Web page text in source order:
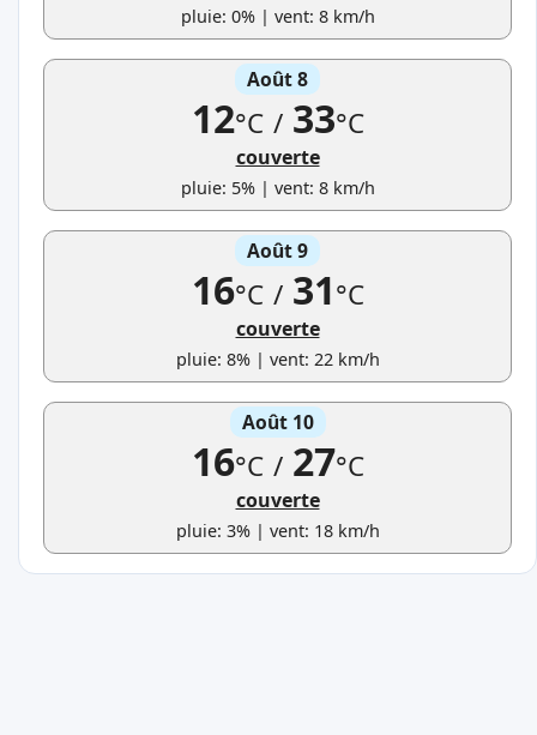
pluie: 0% | vent: 8 km/h
Août 8
12°C /33°C
couverte
pluie: 5% | vent: 8 km/h
Août 9
16°C /31°C
couverte
pluie: 8% | vent: 22 km/h
Août 10
16°C /27°C
couverte
pluie: 3% | vent: 18 km/h